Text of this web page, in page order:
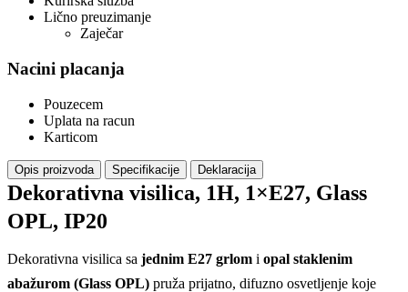
Lično preuzimanje
Zaječar
Nacini placanja
Pouzecem
Uplata na racun
Karticom
Opis proizvoda Specifikacije Deklaracija
Dekorativna visilica, 1H, 1×E27, Glass
OPL, IP20
Dekorativna visilica sa jednim E27 grlom i opal staklenim
abažurom (Glass OPL) pruža prijatno, difuzno osvetljenje koje